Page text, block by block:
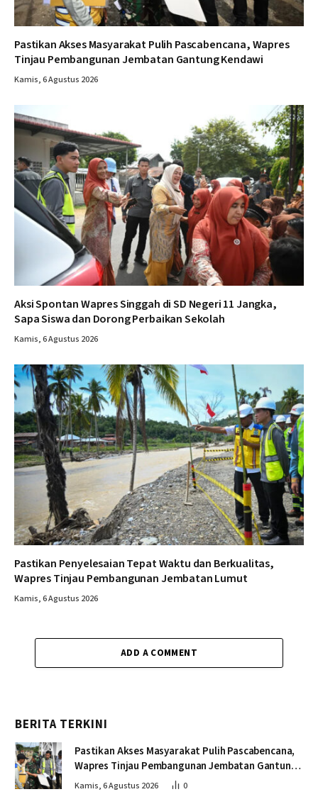
Pastikan Akses Masyarakat Pulih Pascabencana, Wapres
Tinjau Pembangunan Jembatan Gantung Kendawi
Kamis, 6 Agustus 2026
Aksi Spontan Wapres Singgah di SD Negeri 11 Jangka,
Sapa Siswa dan Dorong Perbaikan Sekolah
Kamis, 6 Agustus 2026
Pastikan Penyelesaian Tepat Waktu dan Berkualitas,
Wapres Tinjau Pembangunan Jembatan Lumut
Kamis, 6 Agustus 2026
ADD A COMMENT
BERITA TERKINI
Pastikan Akses Masyarakat Pulih Pascabencana,
Wapres Tinjau Pembangunan Jembatan Gantung
Kendawi
Kamis, 6 Agustus 2026 0